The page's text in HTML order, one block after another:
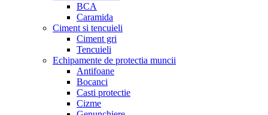
BCA
Caramida
Ciment si tencuieli
Ciment gri
Tencuieli
Echipamente de protectia muncii
Antifoane
Bocanci
Casti protectie
Cizme